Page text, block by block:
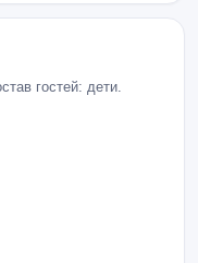
гостей: дети.